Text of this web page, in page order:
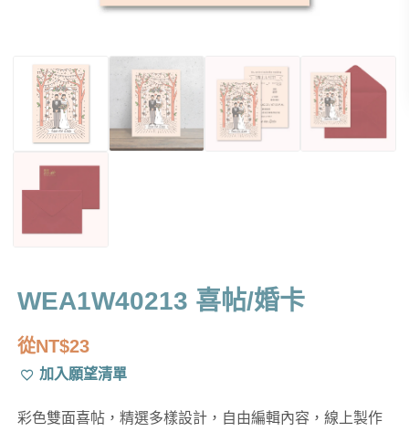
WEA1W40213 喜帖/婚卡
從NT$23
加入願望清單
彩色雙面喜帖，精選多樣設計，自由編輯內容，線上製作